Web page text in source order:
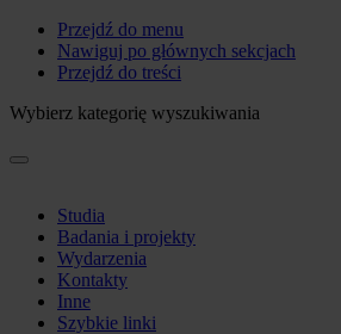
Przejdź do menu
Nawiguj po głównych sekcjach
Przejdź do treści
Wybierz kategorię wyszukiwania
Studia
Badania i projekty
Wydarzenia
Kontakty
Inne
Szybkie linki